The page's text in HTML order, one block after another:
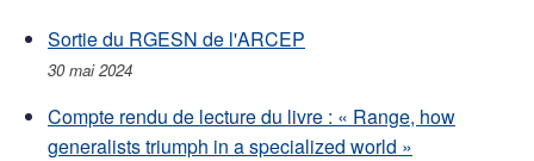
Sortie du RGESN de l'ARCEP
30 mai 2024
Compte rendu de lecture du livre : « Range, how
generalists triumph in a specialized world »